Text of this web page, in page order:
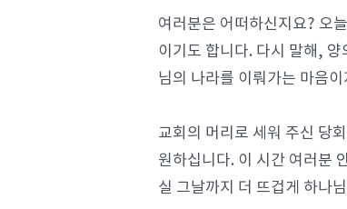
여러분은 어떠하신지요? 오
이기도 합니다. 다시 말해,
님의 나라를 이뤄가는 마음이
교회의 머리로 세워 주신 당
원하십니다. 이 시간 여러분
실 그날까지 더 뜨겁게 하나